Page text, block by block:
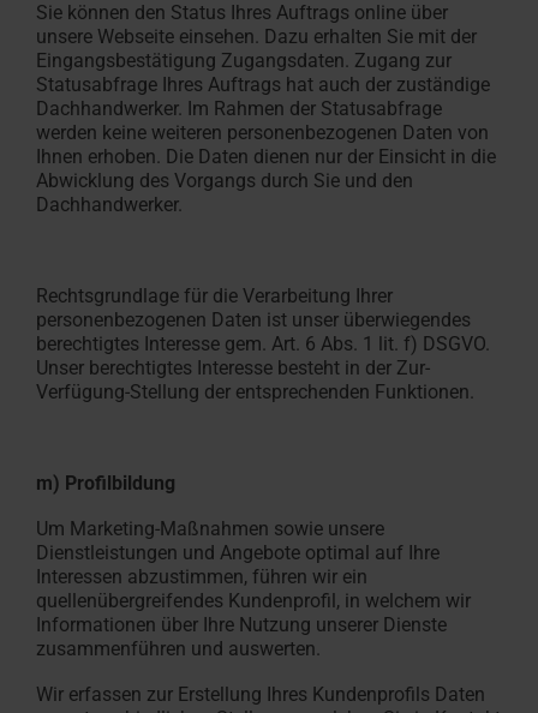
Sie können den Status Ihres Auftrags online über
unsere Webseite einsehen. Dazu erhalten Sie mit der
Eingangsbestätigung Zugangsdaten. Zugang zur
Statusabfrage Ihres Auftrags hat auch der zuständige
Dachhandwerker. Im Rahmen der Statusabfrage
werden keine weiteren personenbezogenen Daten von
Ihnen erhoben. Die Daten dienen nur der Einsicht in die
Abwicklung des Vorgangs durch Sie und den
Dachhandwerker.
Rechtsgrundlage für die Verarbeitung Ihrer
personenbezogenen Daten ist unser überwiegendes
berechtigtes Interesse gem. Art. 6 Abs. 1 lit. f) DSGVO.
Unser berechtigtes Interesse besteht in der Zur-
Verfügung-Stellung der entsprechenden Funktionen.
m) Profilbildung
Um Marketing-Maßnahmen sowie unsere
Dienstleistungen und Angebote optimal auf Ihre
Interessen abzustimmen, führen wir ein
quellenübergreifendes Kundenprofil, in welchem wir
Informationen über Ihre Nutzung unserer Dienste
zusammenführen und auswerten.
Wir erfassen zur Erstellung Ihres Kundenprofils Daten